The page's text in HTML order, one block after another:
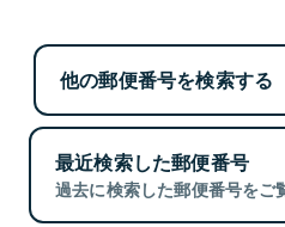
他の郵便番号を検索する
最近検索した郵便番号
過去に検索した郵便番号をご